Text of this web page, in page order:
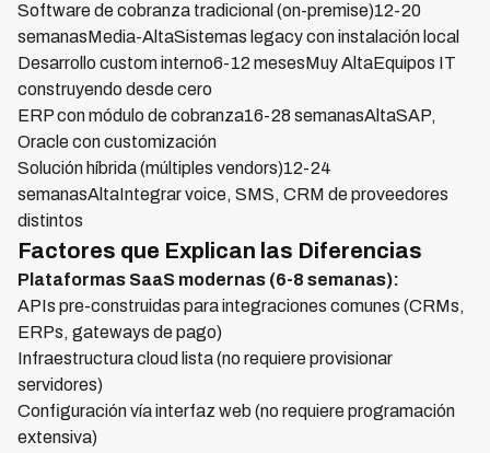
Software de cobranza tradicional (on-premise)12-20
semanasMedia-AltaSistemas legacy con instalación local
Desarrollo custom interno6-12 mesesMuy AltaEquipos IT
construyendo desde cero
ERP con módulo de cobranza16-28 semanasAltaSAP,
Oracle con customización
Solución híbrida (múltiples vendors)12-24
semanasAltaIntegrar voice, SMS, CRM de proveedores
distintos
Factores que Explican las Diferencias
Plataformas SaaS modernas (6-8 semanas):
APIs pre-construidas para integraciones comunes (CRMs,
ERPs, gateways de pago)
Infraestructura cloud lista (no requiere provisionar
servidores)
Configuración vía interfaz web (no requiere programación
extensiva)